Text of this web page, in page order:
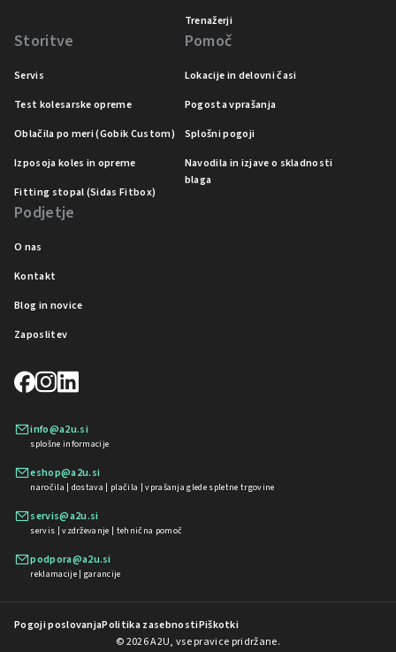
Trenažerji
Storitve
Servis
Test kolesarske opreme
Oblačila po meri (Gobik Custom)
Izposoja koles in opreme
Fitting stopal (Sidas Fitbox)
Pomoč
Lokacije in delovni časi
Pogosta vprašanja
Splošni pogoji
Navodila in izjave o skladnosti
blaga
Podjetje
O nas
Kontakt
Blog in novice
Zaposlitev
info@a2u.si
splošne informacije
eshop@a2u.si
naročila | dostava | plačila | vprašanja glede spletne trgovine
servis@a2u.si
servis | vzdrževanje | tehnična pomoč
podpora@a2u.si
reklamacije | garancije
Pogoji poslovanjaPolitika zasebnostiPiškotki
© 2026 A2U, vse pravice pridržane.